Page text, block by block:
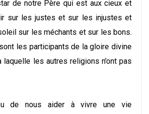
de notre Père qui est aux cieux et
sur les justes et sur les injustes et
sur les méchants et sur les bons.
les participants de la gloire divine
laquelle les autres religions n’ont pas
de nous aider à vivre une vie